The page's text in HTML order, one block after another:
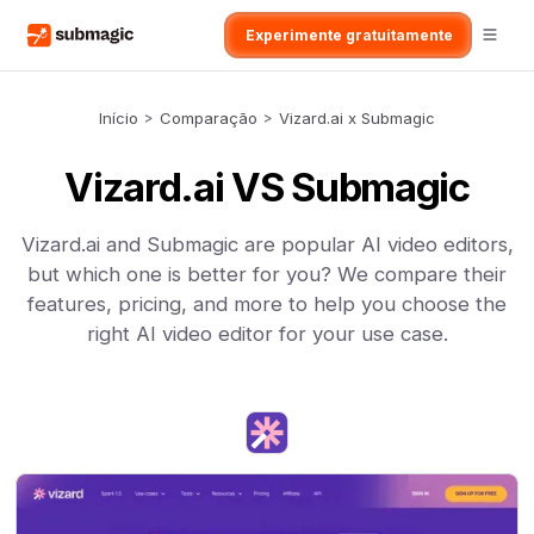
Experimente gratuitamente
Início > Comparação > Vizard.ai x Submagic
Vizard.ai VS Submagic
Vizard.ai and Submagic are popular AI video editors,
but which one is better for you? We compare their
features, pricing, and more to help you choose the
right AI video editor for your use case.